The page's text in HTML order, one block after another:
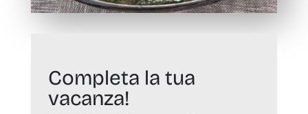
Completa la tua
vacanza!